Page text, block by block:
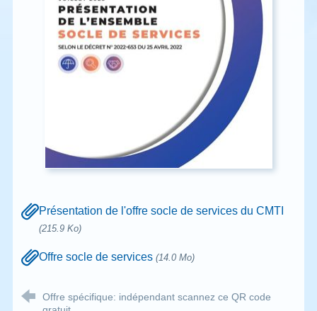
Présentation de l'offre socle de services du CMTI
(215.9 Ko)
Offre socle de services(14.0 Mo)
Offre spécifique: indépendant scannez ce QR code